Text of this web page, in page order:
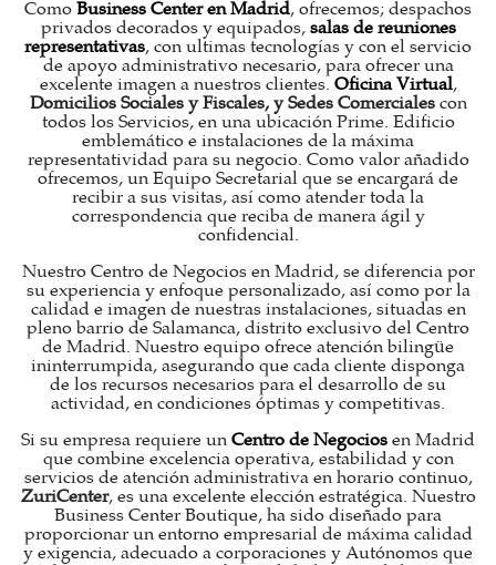
Como Business Center en Madrid, ofrecemos; despachos
privados decorados y equipados, salas de reuniones
representativas, con ultimas tecnologías y con el servicio
de apoyo administrativo necesario, para ofrecer una
excelente imagen a nuestros clientes. Oficina Virtual,
Domicilios Sociales y Fiscales, y Sedes Comercialescon
todos los Servicios, en una ubicación Prime. Edificio
emblemático e instalaciones de la máxima
representatividad para su negocio. Como valor añadido
ofrecemos, un Equipo Secretarial que se encargará de
recibir a sus visitas, así como atender toda la
correspondencia que reciba de manera ágil y
confidencial.
Nuestro Centro de Negocios en Madrid, se diferencia por
su experiencia y enfoque personalizado, así como por la
calidad e imagen de nuestras instalaciones, situadas en
pleno barrio de Salamanca, distrito exclusivo del Centro
de Madrid. Nuestro equipo ofrece atención bilingüe
ininterrumpida, asegurando que cada cliente disponga
de los recursos necesarios para el desarrollo de su
actividad, en condiciones óptimas y competitivas.
Si su empresa requiere un Centro de Negocios en Madrid
que combine excelencia operativa, estabilidad y con
servicios de atención administrativa en horario continuo,
ZuriCenter, es una excelente elección estratégica. Nuestro
Business Center Boutique, ha sido diseñado para
proporcionar un entorno empresarial de máxima calidad
y exigencia, adecuado a corporaciones y Autónomos que